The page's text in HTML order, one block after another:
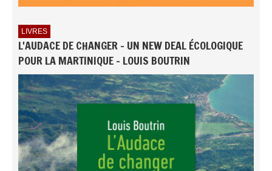
LIVRES
L'AUDACE DE CHANGER - UN NEW DEAL ÉCOLOGIQUE
POUR LA MARTINIQUE - LOUIS BOUTRIN